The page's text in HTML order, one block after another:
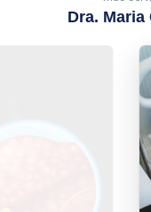
Dra. Maria